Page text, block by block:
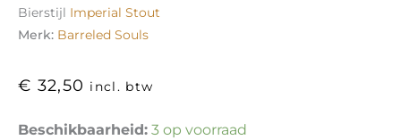
Bierstijl Imperial Stout
Merk: Barreled Souls
€ 32,50 incl. btw
Beschikbaarheid: 3 op voorraad
12yr